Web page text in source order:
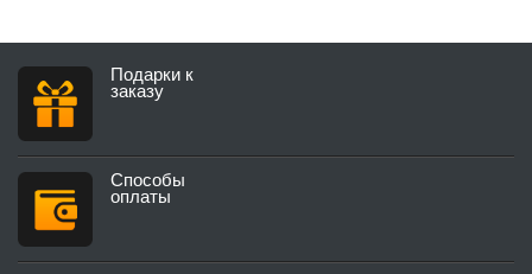
Подарки к
заказу
Способы
оплаты